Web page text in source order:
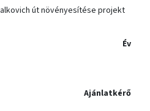
út növényesítése projekt
Év
Ajánlatkérő